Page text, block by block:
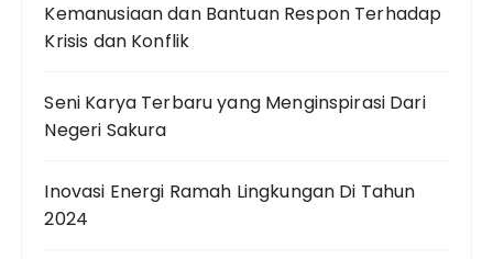
Kemanusiaan dan Bantuan Respon Terhadap
Krisis dan Konflik
Seni Karya Terbaru yang Menginspirasi Dari
Negeri Sakura
Inovasi Energi Ramah Lingkungan Di Tahun
2024